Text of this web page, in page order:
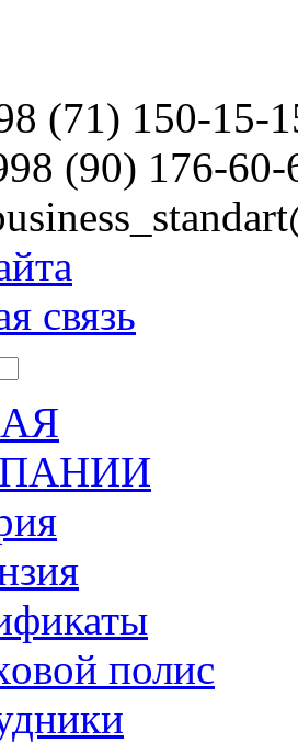
(71) 150-15-
(90) 176-60-
связь
полис